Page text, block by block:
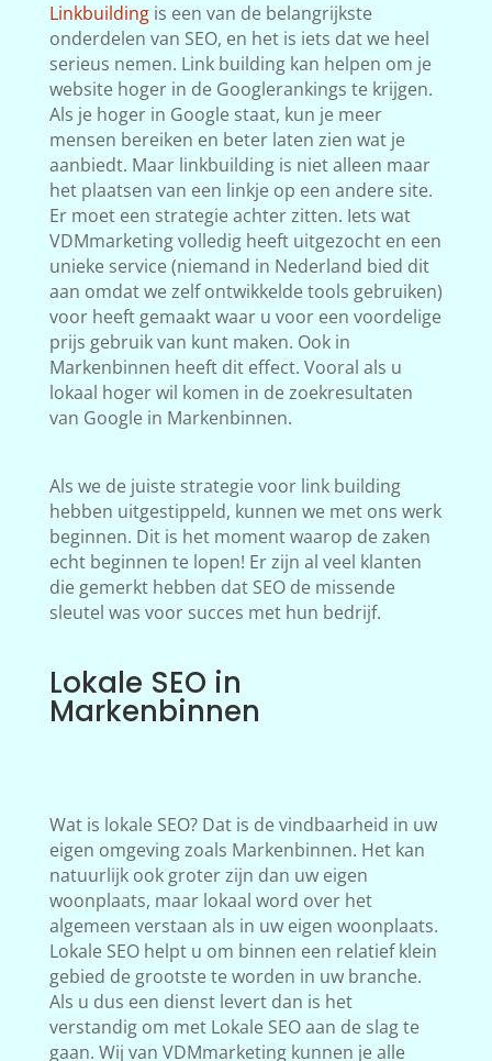
Linkbuildingis een van de belangrijkste
onderdelen van SEO, en het is iets dat we heel
serieus nemen. Link building kan helpen om je
website hoger in de Googlerankings te krijgen.
Als je hoger in Google staat, kun je meer
mensen bereiken en beter laten zien wat je
aanbiedt. Maar linkbuilding is niet alleen maar
het plaatsen van een linkje op een andere site.
Er moet een strategie achter zitten. Iets wat
VDMmarketing volledig heeft uitgezocht en een
unieke service (niemand in Nederland bied dit
aan omdat we zelf ontwikkelde tools gebruiken)
voor heeft gemaakt waar u voor een voordelige
prijs gebruik van kunt maken. Ook in
Markenbinnen heeft dit effect. Vooral als u
lokaal hoger wil komen in de zoekresultaten
van Google in Markenbinnen.
Als we de juiste strategie voor link building
hebben uitgestippeld, kunnen we met ons werk
beginnen. Dit is het moment waarop de zaken
echt beginnen te lopen! Er zijn al veel klanten
die gemerkt hebben dat SEO de missende
sleutel was voor succes met hun bedrijf.
Lokale SEO in
Markenbinnen
Wat is lokale SEO? Dat is de vindbaarheid in uw
eigen omgeving zoals Markenbinnen. Het kan
natuurlijk ook groter zijn dan uw eigen
woonplaats, maar lokaal word over het
algemeen verstaan als in uw eigen woonplaats.
Lokale SEO helpt u om binnen een relatief klein
gebied de grootste te worden in uw branche.
Als u dus een dienst levert dan is het
verstandig om met Lokale SEO aan de slag te
gaan. Wij van VDMmarketing kunnen je alle